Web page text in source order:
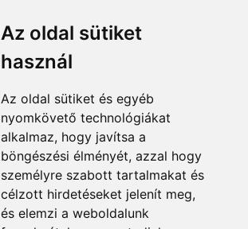
Az oldal sütiket
használ
Az oldal sütiket és egyéb
nyomkövető technológiákat
alkalmaz, hogy javítsa a
böngészési élményét, azzal hogy
személyre szabott tartalmakat és
célzott hirdetéseket jelenít meg,
és elemzi a weboldalunk
A szerelem íze
13 520 Ft-tól
Elfogadott fizetési módok